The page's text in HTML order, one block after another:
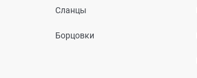
Сланцы
Борцовки